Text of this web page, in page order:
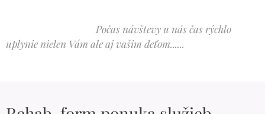
Počas návštevy u nás čas rýchlo
uplynie nielen Vám ale aj vašim deťom......